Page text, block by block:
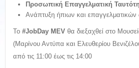
Προσωπική Επαγγελματική
Ανάπτυξη ήπιων και επαγγελματικών
Το #JobDay MEV θα διεξαχθεί στο
(Μαρίνου Αντύπα και Ελευθερίου
από τις 11:00 έως τις 14:00